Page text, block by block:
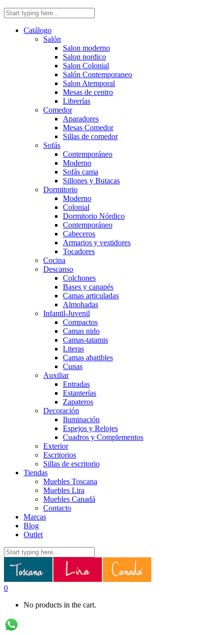
Catálogo
Salón
Salon moderno
Salon nordico
Salon Colonial
Salón Contemporaneo
Salon Atemporal
Mesas de centro
Librerías
Comedor
Aparadores
Mesas Comedor
Sillas de comedor
Sofás
Contemporáneo
Moderno
Sofás cama
Sillones y Butacas
Dormitorio
Moderno
Colonial
Dormitorio Nórdico
Contemporáneo
Cabeceros
Armarios y vestidores
Tocadores
Cocina
Descanso
Colchones
Bases y canapés
Camas articuladas
Almohadas
Infantil-Juvenil
Compactos
Camas nido
Camas-tatamis
Literas
Camas abatibles
Cunas
Auxiliar
Entradas
Estanterías
Zapateros
Decoración
Iluminación
Espejos y Relojes
Cuadros y Complementos
Exterior
Escritorios
Sillas de escritorio
Tiendas
Muebles Toscana
Muebles Lira
Muebles Canadá
Contacto
Marcas
Blog
Outlet
0
No products in the cart.